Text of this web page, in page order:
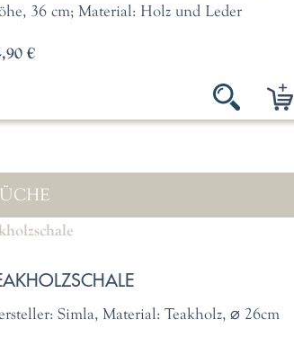
36 cm; Material: Holz und Leder
€
Simla, Material: Teakholz, ⌀ 26cm